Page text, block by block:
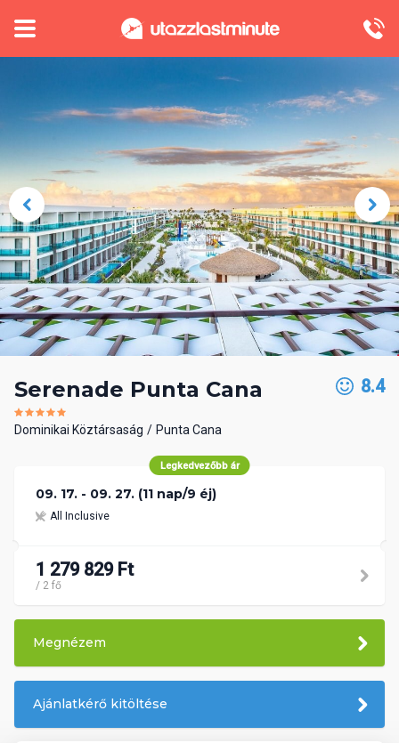
Serenade Punta Cana
Dominikai Köztársaság Punta Cana
8.4
Legkedvezőbb ár
09. 17. - 09. 27. (11 nap/9 éj)
All Inclusive
1 279 829 Ft
/ 2 fő
Megnézem
Ajánlatkérő kitöltése